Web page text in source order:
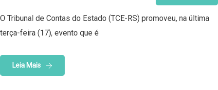
O Tribunal de Contas do Estado (TCE-RS) promoveu, na última
terça-feira (17), evento que é
Leia Mais